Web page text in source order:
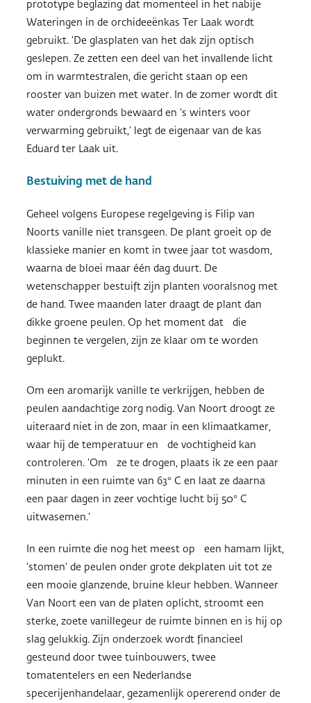
prototype beglazing dat momenteel in het nabije
Wateringen in de orchideeënkas Ter Laak wordt
gebruikt. ‘De glasplaten van het dak zijn optisch
geslepen. Ze zetten een deel van het invallende licht
om in warmtestralen, die gericht staan op een
rooster van buizen met water. In de zomer wordt dit
water ondergronds bewaard en ’s winters voor
verwarming gebruikt,’ legt de eigenaar van de kas
Eduard ter Laak uit.
Bestuiving met de hand
Geheel volgens Europese regelgeving is Filip van
Noorts vanille niet transgeen. De plant groeit op de
klassieke manier en komt in twee jaar tot wasdom,
waarna de bloei maar één dag duurt. De
wetenschapper bestuift zijn planten vooralsnog met
de hand. Twee maanden later draagt de plant dan
dikke groene peulen. Op het moment dat die
beginnen te vergelen, zijn ze klaar om te worden
geplukt.
Om een aromarijk vanille te verkrijgen, hebben de
peulen aandachtige zorg nodig. Van Noort droogt ze
uiteraard niet in de zon, maar in een klimaatkamer,
waar hij de temperatuur en de vochtigheid kan
controleren. ‘Om ze te drogen, plaats ik ze een paar
minuten in een ruimte van 63° C en laat ze daarna
een paar dagen in zeer vochtige lucht bij 50° C
uitwasemen.’
In een ruimte die nog het meest op een hamam lijkt,
‘stomen’ de peulen onder grote dekplaten uit tot ze
een mooie glanzende, bruine kleur hebben. Wanneer
Van Noort een van de platen oplicht, stroomt een
sterke, zoete vanillegeur de ruimte binnen en is hij op
slag gelukkig. Zijn onderzoek wordt financieel
gesteund door twee tuinbouwers, twee
tomatentelers en een Nederlandse
specerijenhandelaar, gezamenlijk opererend onder de